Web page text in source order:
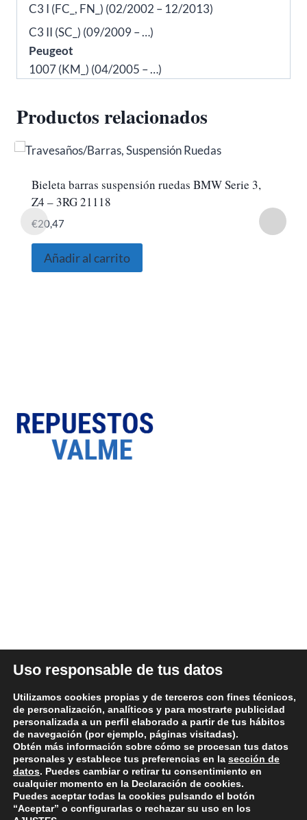
C3 I (FC_, FN_) (02/2002 – 12/2013)
C3 II (SC_) (09/2009 – …)
Peugeot
1007 (KM_) (04/2005 – …)
Productos relacionados
Bieleta barras suspensión ruedas BMW Serie 3,
Z4 – 3RG 21118
€20,47
Añadir al carrito
Política de Privacidad
Política de Cookies
Condiciones generales de compra
Política de devoluciones y reembolsos
Uso responsable de tus datos
Utilizamos cookies propias y de terceros con fines técnicos,
de personalización, analíticos y para mostrarte publicidad
personalizada a un perfil elaborado a partir de tus hábitos
de navegación (por ejemplo, páginas visitadas).
Obtén más información sobre cómo se procesan tus datos
personales y establece tus preferencias en la sección de
datos. Puedes cambiar o retirar tu consentimiento en
cualquier momento en la Declaración de cookies.
Puedes aceptar todas la cookies pulsando el botón
“Aceptar” o configurarlas o rechazar su uso en los